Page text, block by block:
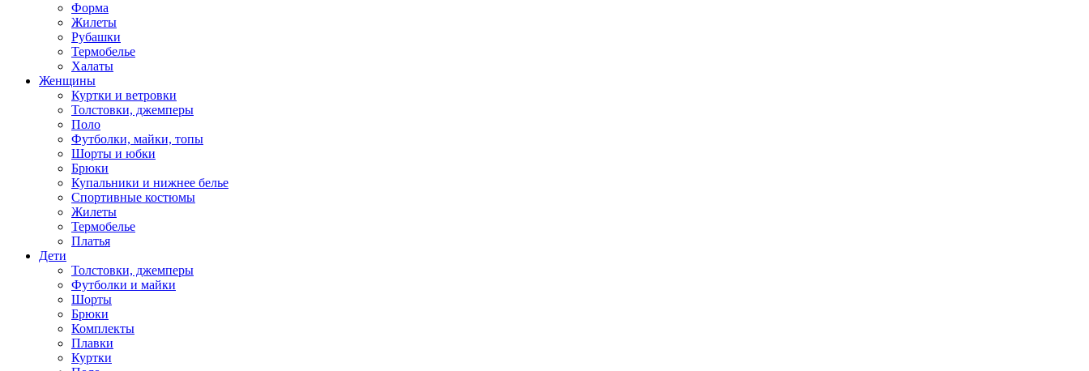
Форма
Жилеты
Рубашки
Термобелье
Халаты
Женщины
Куртки и ветровки
Толстовки, джемперы
Поло
Футболки, майки, топы
Шорты и юбки
Брюки
Купальники и нижнее белье
Спортивные костюмы
Жилеты
Термобелье
Платья
Дети
Толстовки, джемперы
Футболки и майки
Шорты
Брюки
Комплекты
Плавки
Куртки